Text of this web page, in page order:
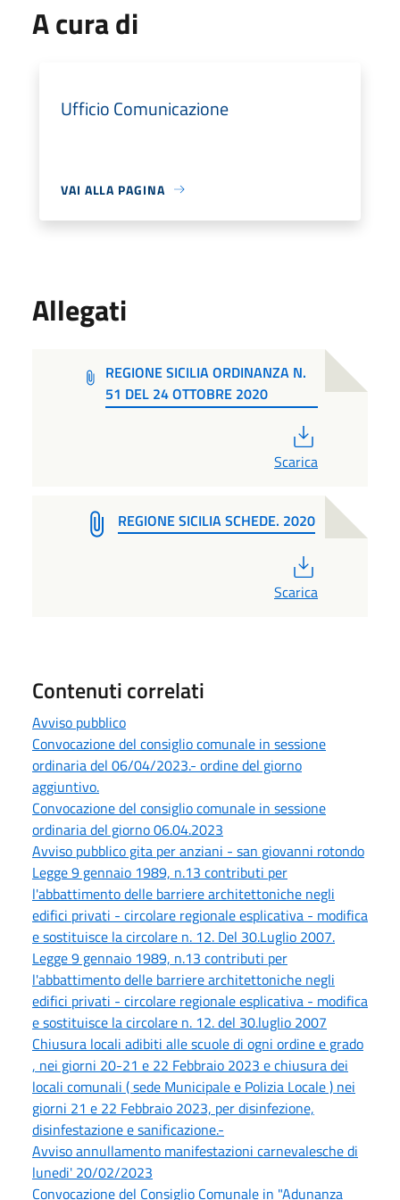
A cura di
Ufficio Comunicazione
VAI ALLA PAGINA
Allegati
REGIONE SICILIA ORDINANZA N.
51 DEL 24 OTTOBRE 2020
Scarica
REGIONE SICILIA SCHEDE. 2020
Scarica
Contenuti correlati
Avviso pubblico
Convocazione del consiglio comunale in sessione
ordinaria del 06/04/2023.- ordine del giorno
aggiuntivo.
Convocazione del consiglio comunale in sessione
ordinaria del giorno 06.04.2023
Avviso pubblico gita per anziani - san giovanni rotondo
Legge 9 gennaio 1989, n.13 contributi per
l'abbattimento delle barriere architettoniche negli
edifici privati - circolare regionale esplicativa - modifica
e sostituisce la circolare n. 12. Del 30.Luglio 2007.
Legge 9 gennaio 1989, n.13 contributi per
l'abbattimento delle barriere architettoniche negli
edifici privati - circolare regionale esplicativa - modifica
e sostituisce la circolare n. 12. del 30.luglio 2007
Chiusura locali adibiti alle scuole di ogni ordine e grado
, nei giorni 20-21 e 22 Febbraio 2023 e chiusura dei
locali comunali ( sede Municipale e Polizia Locale ) nei
giorni 21 e 22 Febbraio 2023, per disinfezione,
disinfestazione e sanificazione.-
Avviso annullamento manifestazioni carnevalesche di
lunedi' 20/02/2023
Convocazione del Consiglio Comunale in "Adunanza